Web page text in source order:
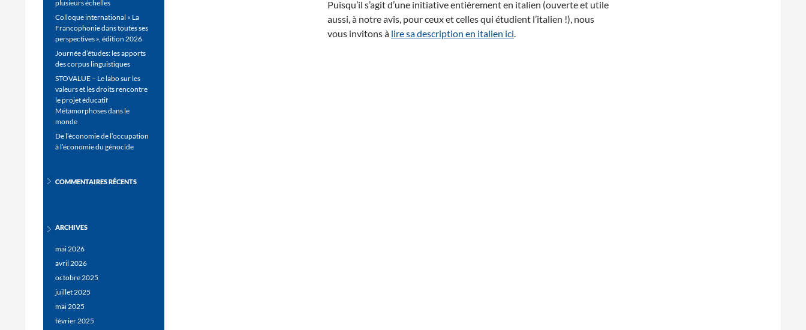
Puisqu’il s’agit d’une initiative entièrement en italien (ouverte et utile
aussi, à notre avis, pour ceux et celles qui étudient l’italien !), nous
vous invitons à lire sa description en italien ici.
plusieurs échelles
Colloque international « La
Francophonie dans toutes ses
perspectives », édition 2026
Journée d’études: les apports
des corpus linguistiques
STOVALUE – Le labo sur les
valeurs et les droits rencontre
le projet éducatif
Métamorphoses dans le
monde
De l’économie de l’occupation
à l’économie du génocide
COMMENTAIRES RÉCENTS
ARCHIVES
mai 2026
avril 2026
octobre 2025
juillet 2025
mai 2025
février 2025